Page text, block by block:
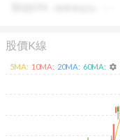
股價K線
5MA: 10MA: 20MA: 60MA: settings